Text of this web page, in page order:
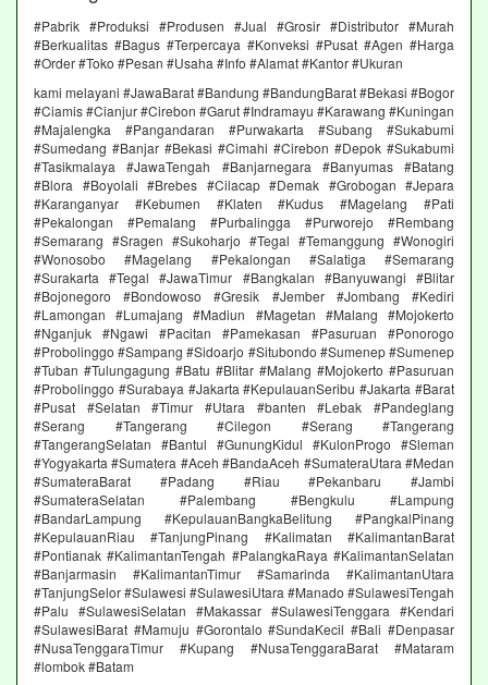
#Pabrik #Produksi #Produsen #Jual #Grosir #Distributor #Murah
#Berkualitas #Bagus #Terpercaya #Konveksi #Pusat #Agen #Harga
#Order #Toko #Pesan #Usaha #Info #Alamat #Kantor #Ukuran
kami melayani #JawaBarat #Bandung #BandungBarat #Bekasi #Bogor
#Ciamis #Cianjur #Cirebon #Garut #Indramayu #Karawang #Kuningan
#Majalengka #Pangandaran #Purwakarta #Subang #Sukabumi
#Sumedang #Banjar #Bekasi #Cimahi #Cirebon #Depok #Sukabumi
#Tasikmalaya #JawaTengah #Banjarnegara #Banyumas #Batang
#Blora #Boyolali #Brebes #Cilacap #Demak #Grobogan #Jepara
#Karanganyar #Kebumen #Klaten #Kudus #Magelang #Pati
#Pekalongan #Pemalang #Purbalingga #Purworejo #Rembang
#Semarang #Sragen #Sukoharjo #Tegal #Temanggung #Wonogiri
#Wonosobo #Magelang #Pekalongan #Salatiga #Semarang
#Surakarta #Tegal #JawaTimur #Bangkalan #Banyuwangi #Blitar
#Bojonegoro #Bondowoso #Gresik #Jember #Jombang #Kediri
#Lamongan #Lumajang #Madiun #Magetan #Malang #Mojokerto
#Nganjuk #Ngawi #Pacitan #Pamekasan #Pasuruan #Ponorogo
#Probolinggo #Sampang #Sidoarjo #Situbondo #Sumenep #Sumenep
#Tuban #Tulungagung #Batu #Blitar #Malang #Mojokerto #Pasuruan
#Probolinggo #Surabaya #Jakarta #KepulauanSeribu #Jakarta #Barat
#Pusat #Selatan #Timur #Utara #banten #Lebak #Pandeglang
#Serang #Tangerang #Cilegon #Serang #Tangerang
#TangerangSelatan #Bantul #GunungKidul #KulonProgo #Sleman
#Yogyakarta #Sumatera #Aceh #BandaAceh #SumateraUtara #Medan
#SumateraBarat #Padang #Riau #Pekanbaru #Jambi
#SumateraSelatan #Palembang #Bengkulu #Lampung
#BandarLampung #KepulauanBangkaBelitung #PangkalPinang
#KepulauanRiau #TanjungPinang #Kalimatan #KalimantanBarat
#Pontianak #KalimantanTengah #PalangkaRaya #KalimantanSelatan
#Banjarmasin #KalimantanTimur #Samarinda #KalimantanUtara
#TanjungSelor #Sulawesi #SulawesiUtara #Manado #SulawesiTengah
#Palu #SulawesiSelatan #Makassar #SulawesiTenggara #Kendari
#SulawesiBarat #Mamuju #Gorontalo #SundaKecil #Bali #Denpasar
#NusaTenggaraTimur #Kupang #NusaTenggaraBarat #Mataram
#lombok #Batam